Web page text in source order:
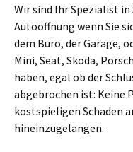
Wir sind Ihr Spezialist in
Autoöffnung wenn Sie
dem Büro, der Garage,
Mini, Seat, Skoda,
haben, egal ob der
abgebrochen ist: Keine
kostspieligen Schaden
hineinzugelangen.